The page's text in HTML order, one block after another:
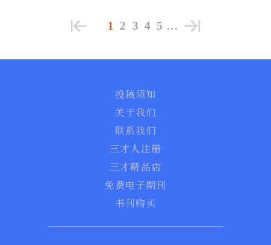
1 2 3 4 5 …
投稿须知
关于我们
联系我们
三才人注册
三才精品店
免费电子期刊
书刊购买